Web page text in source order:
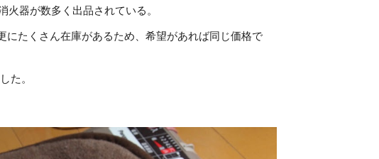
器が数多く出品されている。
たくさん在庫があるため、希望があれば同じ価格で
た。